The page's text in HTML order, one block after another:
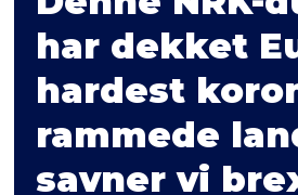
har dekket
hardest
rammede
savner vi